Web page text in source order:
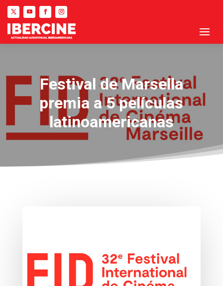
Festival de Marsella
premia a 5 películas
latinoamericanas